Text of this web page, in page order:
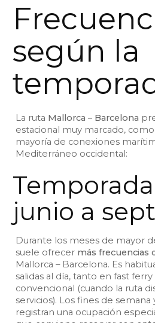
según la
La ruta Mallorca – Barcelona
estacional muy marcado,
mayoría de conexiones
Mediterráneo occidental:
junio a
Durante los meses de mayor
suele ofrecer más frecuencias
Mallorca – Barcelona. Es
salidas al día, tanto en fast
convencional (cuando la ruta
servicios). Los fines de semana
registran una ocupación